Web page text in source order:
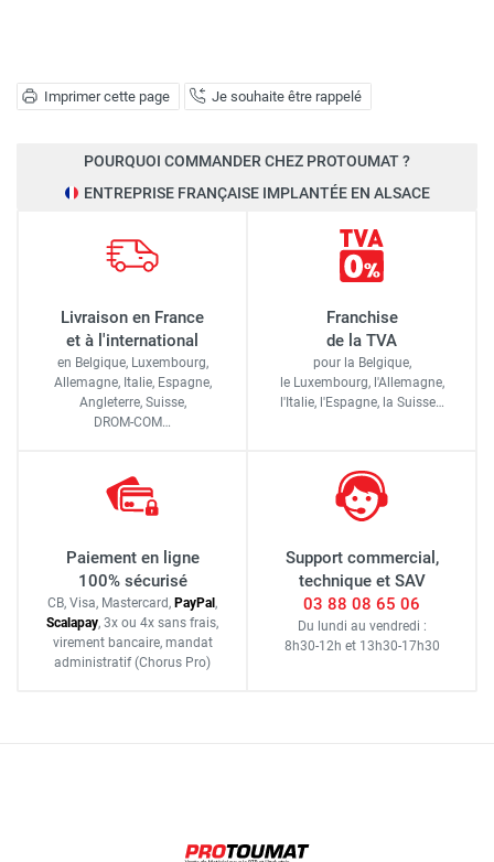
Imprimer cette page Je souhaite être rappelé
POURQUOI COMMANDER CHEZ PROTOUMAT ?
ENTREPRISE FRANÇAISE IMPLANTÉE EN ALSACE
Livraison en France
et à l'international
en Belgique, Luxembourg,
Allemagne, Italie, Espagne,
Angleterre, Suisse,
DROM-COM…
Franchise
de la TVA
pour la Belgique,
le Luxembourg, l'Allemagne,
l'Italie, l'Espagne, la Suisse…
Paiement en ligne
100% sécurisé
CB, Visa, Mastercard, PayPal,
Scalapay, 3x ou 4x sans frais,
virement bancaire, mandat
administratif (Chorus Pro)
Support commercial,
technique et SAV
03 88 08 65 06
Du lundi au vendredi :
8h30-12h et 13h30-17h30